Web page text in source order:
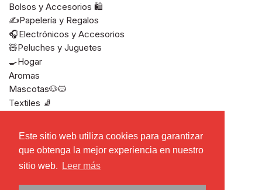
Este sitio web utiliza cookies para garantizar
que obtenga la mejor experiencia en nuestro
sitio web.
Leer más
Este sitio web utiliza cookies para garantizar
que obtenga la mejor experiencia en nuestro
sitio web.
Leer más
Bolsos y Accesorios 🛍️
✍️Papelería y Regalos
🎧Electrónicos y Accesorios
🧸Peluches y Juguetes
🍳Hogar
Aromas
Mascotas🐶🐱
Textiles 🧦